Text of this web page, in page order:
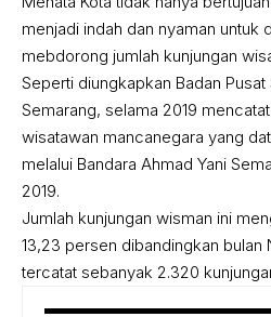
menjadi indah dan nyaman untuk
mebdorong jumlah kunjungan
Seperti diungkapkan Badan Pusat
Semarang, selama 2019
wisatawan mancanegara yang
melalui Bandara Ahmad Yani
2019.
Jumlah kunjungan wisman ini
13,23 persen dibandingkan bulan
tercatat sebanyak 2.320